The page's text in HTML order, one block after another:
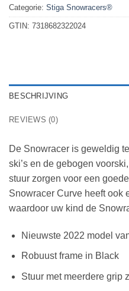
Categorie: Stiga Snowracers®
GTIN: 7318682322024
BESCHRIJVING
REVIEWS (0)
De Snowracer is geweldig
ski’s en de gebogen
stuur zorgen voor een
Snowracer Curve heeft ook
waardoor uw kind de
Nieuwste 2022 model
Robuust frame in Black
Stuur met meerdere grip